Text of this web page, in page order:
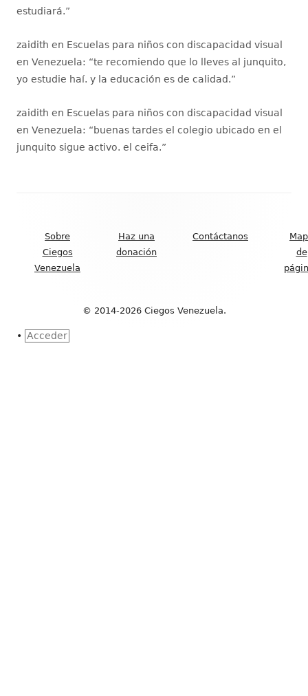
estudiará.”
zaidith en Escuelas para niños con discapacidad visual
en Venezuela: “te recomiendo que lo lleves al junquito,
yo estudie haí. y la educación es de calidad.”
zaidith en Escuelas para niños con discapacidad visual
en Venezuela: “buenas tardes el colegio ubicado en el
junquito sigue activo. el ceifa.”
Footer
Sobre
Ciegos
Venezuela
Haz una
donación
Contáctanos
de
© 2014-2026 Ciegos Venezuela.
• Acceder